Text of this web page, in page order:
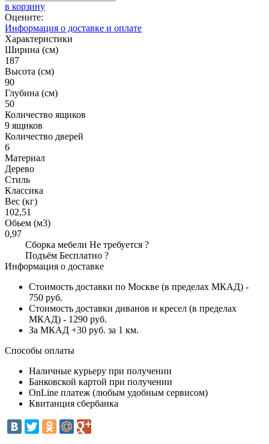
в корзину
Оцените:
Информация о доставке и оплате
Характеристики
Ширина (см)
187
Высота (см)
90
Глубина (см)
50
Количество ящиков
9 ящиков
Количество дверей
6
Материал
Дерево
Стиль
Классика
Вес (кг)
102,51
Обьем (м3)
0,97
Сборка мебели Не требуется ?
Подъём Бесплатно ?
Информация о доставке
Стоимость доставки по Москве (в пределах МКАД) -
750 руб.
Стоимость доставки диванов и кресел (в пределах
МКАД) - 1290 руб.
За МКАД +30 руб. за 1 км.
Способы оплаты
Наличные курьеру при получении
Банковской картой при получении
OnLine платеж (любым удобным сервисом)
Квитанция сбербанка